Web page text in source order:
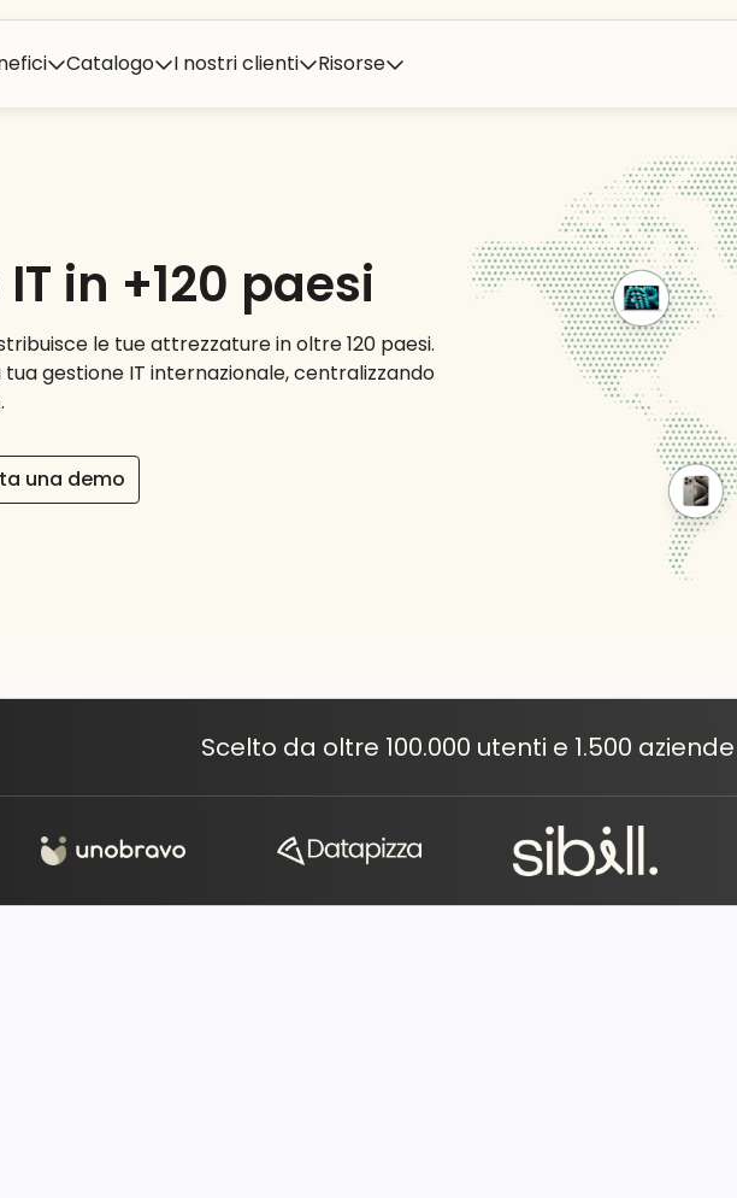
Catalogo I nostri clienti Risorse
in +120 paesi
le tue attrezzature in oltre 120 paesi.
gestione IT internazionale, centralizzando
una demo
Scelto da oltre 100.000 utenti e 1.500 aziende